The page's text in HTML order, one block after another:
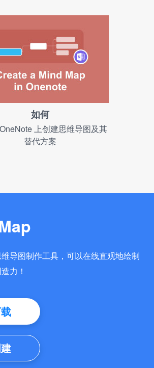
如何
上创建思维导图及其
替代方案
导图制作工具，可以在线直观地绘制
力！